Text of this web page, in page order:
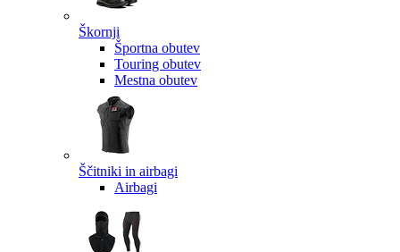
Škornji
Športna obutev
Touring obutev
Mestna obutev
Ščitniki in airbagi
Airbagi